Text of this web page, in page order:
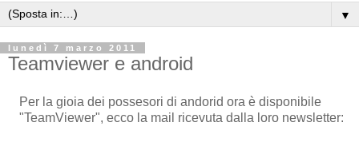
▼
lunedì 7 marzo 2011
Teamviewer e android
Per la gioia dei possesori di andorid ora è disponibile
"TeamViewer", ecco la mail ricevuta dalla loro newsletter: